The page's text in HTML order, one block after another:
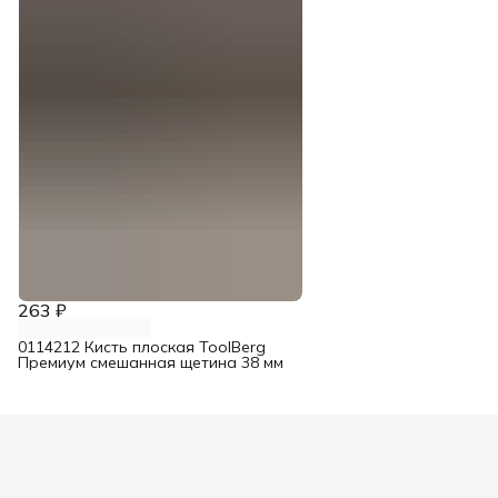
263 ₽
0114212 Кисть плоская ToolBerg
Премиум смешанная щетина 38 мм